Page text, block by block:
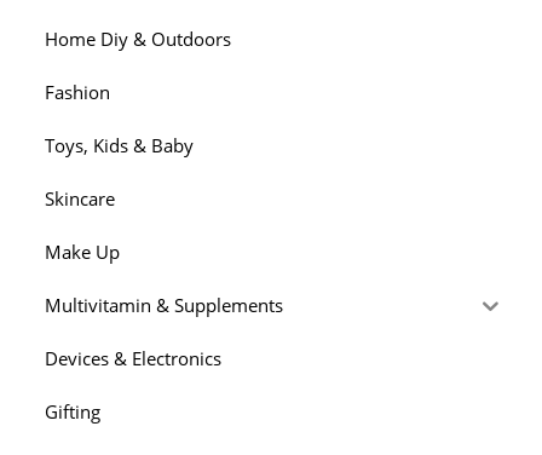
Home Diy & Outdoors
Fashion
Toys, Kids & Baby
Skincare
Make Up
Multivitamin & Supplements
Devices & Electronics
Gifting